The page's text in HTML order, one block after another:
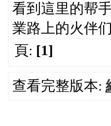
看到這里的帮
業路上的火伴
頁: [1]
查看完整版本: